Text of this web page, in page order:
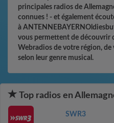
principales radios de
connues ! - et également
à
vous permettent de découvrir
Webradios de votre région,
selon leur genre musical.
Top radios en
SWR3